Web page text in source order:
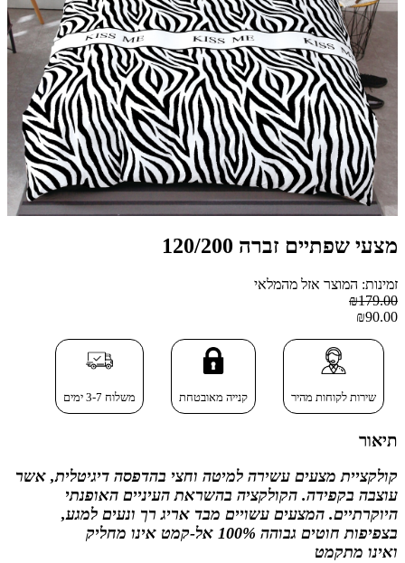
מצעי שפתיים זברה 120/200
זמינות: המוצר אזל מהמלאי
₪179.00
₪90.00
שירות לקוחות מהיר קנייה מאובטחת משלוח 3-7 ימים
תיאור
קולקציית מצעים עשירה למיטה וחצי בהדפסה דיגיטלית, אשר
עוצבה בקפידה. הקולקציה בהשראת העיניים האופנתי
היוקרתיים. המצעים עשויים מבד אריג רך ונעים למגע,
בצפיפות חוטים גבוהה 100% אל-קמט
אינו מחליק
ואינו מתקמט